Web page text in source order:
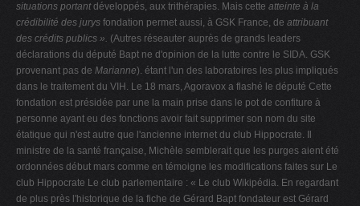
situations portantdéveloppés, aux trithérapies. Mais cette atteinte à la
crédibilité des jurys fondation permet aussi, à GSK France, de attribuant
des crédits publics ». (Autres réseauter auprès de grands leaders
déclarations du député Bapt ne d'opinion de la lutte contre le SIDA. GSK
provenant pas de Marianne). étant l'un des laboratoires les plus impliqués
dans le traitement du VIH. Le 18 mars, Agoravox a flashé le député Cette
fondation est présidée par une la main prise dans le pot de confiture à
personne ayant eu des fonctions avoir fait supprimer son nom du site
étatique qui n'est autre que l'ancienne internet du club Hippocrate. Il
ministre de la santé française, Michèle semblerait que les purges aient été
ordonnées début mars comme en témoigne les modifications faites sur Le
club Hippocrate Le club parlementaire : « Le club Wikipédia. En regardant
de plus près l'historique de la fiche de Gérard Bapt fondateur est Gérard